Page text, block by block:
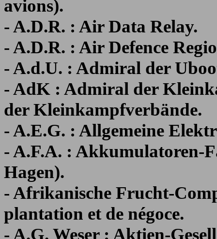
avions).
- A.D.R. : Air Data Relay.
- A.D.R. : Air Defence
- A.d.U. : Admiral der
- AdK : Admiral der
der Kleinkampfverbände.
- A.E.G. : Allgemeine
- A.F.A. : Akkumulatoren-
Hagen).
- Afrikanische Frucht-
plantation et de négoce.
- A.G. Weser : Aktien-